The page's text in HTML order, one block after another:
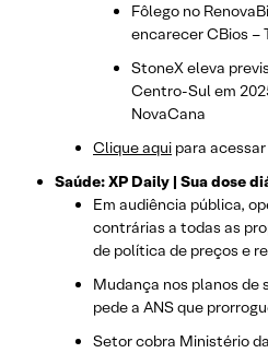
Fôlego no
encarecer CBios –
StoneX eleva
Centro-Sul em
NovaCana
Clique aqui para
Saúde: XP Daily | Sua dose
Em audiência pública,
contrárias a todas as
de política de preços e
Mudança nos planos de
pede a ANS que
Setor cobra Ministério